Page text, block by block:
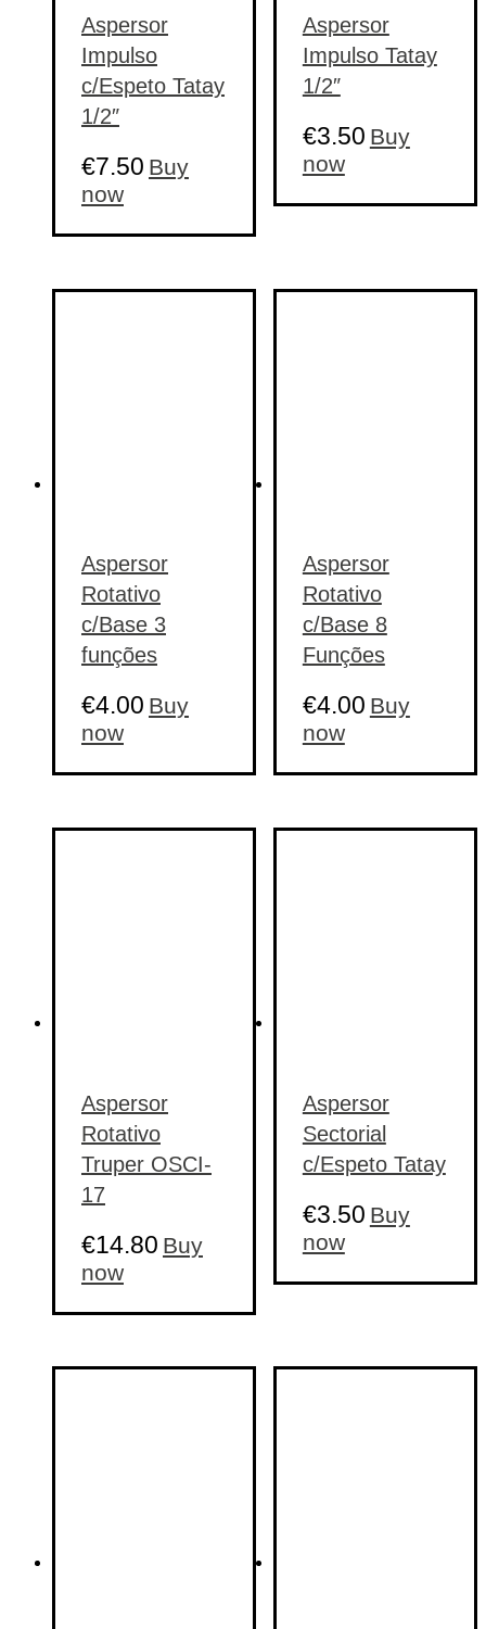
Aspersor
Impulso
c/Espeto Tatay
1/2″
€7.50 Buy
now
Aspersor
Impulso Tatay
1/2″
€3.50 Buy
now
Aspersor
Rotativo
c/Base 3
funções
€4.00 Buy
now
Aspersor
Rotativo
c/Base 8
Funções
€4.00 Buy
now
Aspersor
Rotativo
Truper OSCI-
17
€14.80 Buy
now
Aspersor
Sectorial
c/Espeto Tatay
€3.50 Buy
now